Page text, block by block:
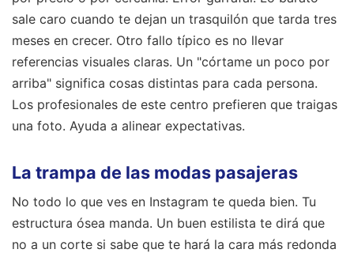
sale caro cuando te dejan un trasquilón que tarda tres
meses en crecer. Otro fallo típico es no llevar
referencias visuales claras. Un "córtame un poco por
arriba" significa cosas distintas para cada persona.
Los profesionales de este centro prefieren que traigas
una foto. Ayuda a alinear expectativas.
La trampa de las modas pasajeras
No todo lo que ves en Instagram te queda bien. Tu
estructura ósea manda. Un buen estilista te dirá que
no a un corte si sabe que te hará la cara más redonda